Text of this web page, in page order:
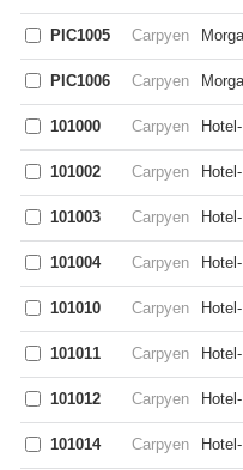
PIC1005 Carpyen
PIC1006 Carpyen
101000 Carpyen
101002 Carpyen
101003 Carpyen
101004 Carpyen
101010 Carpyen
101011 Carpyen
101012 Carpyen
101014 Carpyen